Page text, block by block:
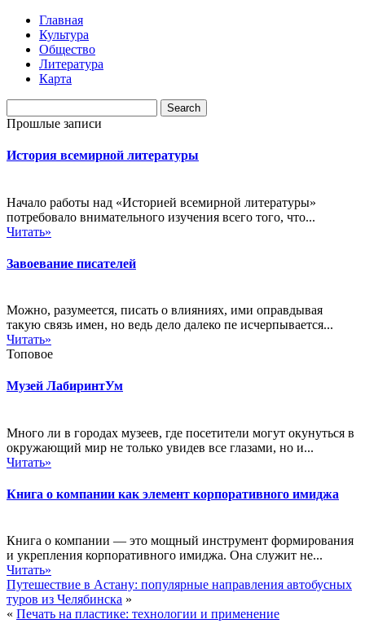
Главная
Культура
Общество
Литература
Карта
Прошлые записи
История всемирной литературы
Начало работы над «Историей всемирной литературы»
потребовало внимательного изучения всего того, что...
Читать»
Завоевание писателей
Можно, разумеется, писать о влияниях, ими оправдывая
такую связь имен, но ведь дело далеко пе исчерпывается...
Читать»
Топовое
Музей ЛабиринтУм
Много ли в городах музеев, где посетители могут окунуться в
окружающий мир не только увидев все глазами, но и...
Читать»
Книга о компании как элемент корпоративного имиджа
Книга о компании — это мощный инструмент формирования
и укрепления корпоративного имиджа. Она служит не...
Читать»
Путешествие в Астану: популярные направления автобусных
туров из Челябинска »
« Печать на пластике: технологии и применение